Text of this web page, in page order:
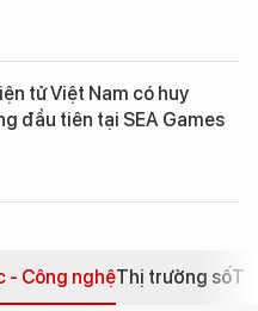
tử Việt Nam có huy
đầu tiên tại SEA Games
- Công nghệThị trường số